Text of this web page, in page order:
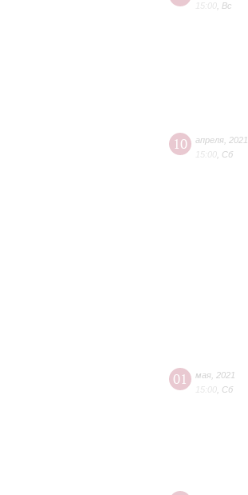
15:00 Вс
10 апреля 2021
15:00 Сб
01 мая 2021
15:00 Сб